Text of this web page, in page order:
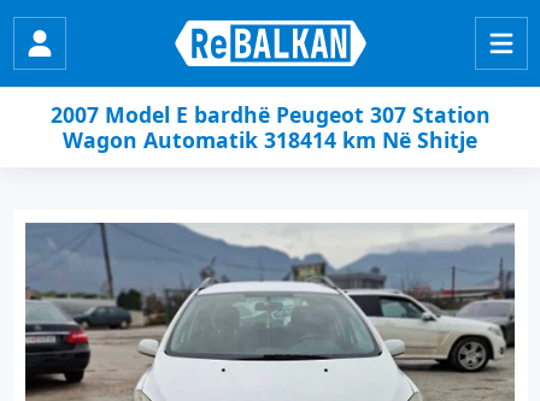
2007 Model E bardhë Peugeot 307 Station
Wagon Automatik 318414 km Në Shitje